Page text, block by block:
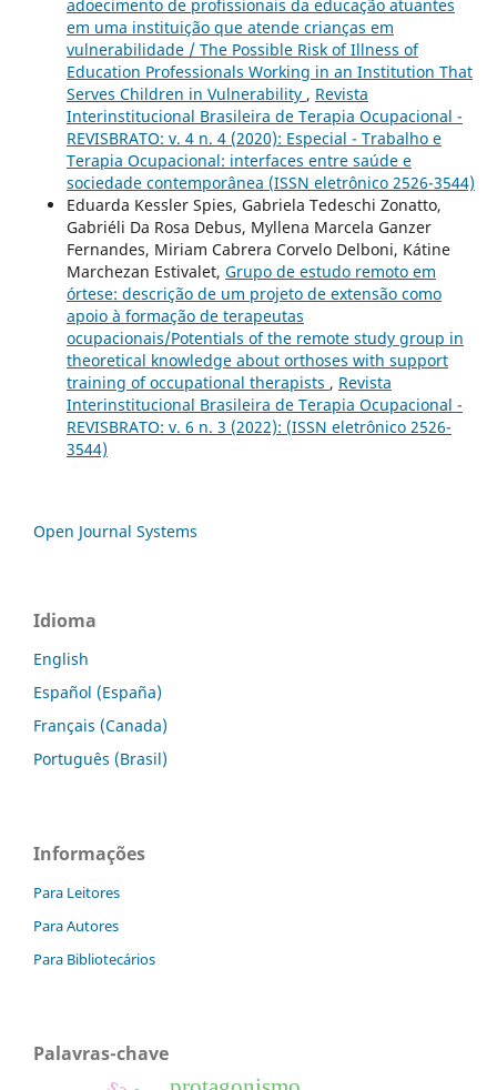
adoecimento de profissionais da educação atuantes
em uma instituição que atende crianças em
vulnerabilidade / The Possible Risk of Illness of
Education Professionals Working in an Institution That
Serves Children in Vulnerability , Revista
Interinstitucional Brasileira de Terapia Ocupacional -
REVISBRATO: v. 4 n. 4 (2020): Especial - Trabalho e
Terapia Ocupacional: interfaces entre saúde e
sociedade contemporânea (ISSN eletrônico 2526-3544)
Eduarda Kessler Spies, Gabriela Tedeschi Zonatto,
Gabriéli Da Rosa Debus, Myllena Marcela Ganzer
Fernandes, Miriam Cabrera Corvelo Delboni, Kátine
Marchezan Estivalet, Grupo de estudo remoto em
órtese: descrição de um projeto de extensão como
apoio à formação de terapeutas
ocupacionais/Potentials of the remote study group in
theoretical knowledge about orthoses with support
training of occupational therapists , Revista
Interinstitucional Brasileira de Terapia Ocupacional -
REVISBRATO: v. 6 n. 3 (2022): (ISSN eletrônico 2526-
3544)
Open Journal Systems
Idioma
English
Español (España)
Français (Canada)
Português (Brasil)
Informações
Para Leitores
Para Autores
Para Bibliotecários
Palavras-chave